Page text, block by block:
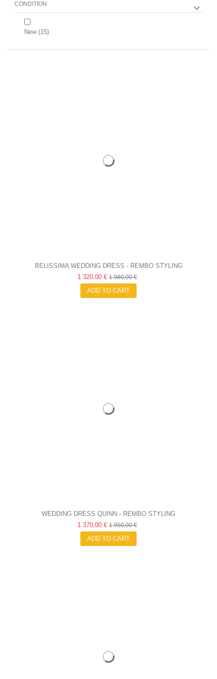
CONDITION
New(15)
BELISSIMA WEDDING DRESS - REMBO STYLING
1 320,00 € 1 980,00 €
ADD TO CART
WEDDING DRESS QUINN - REMBO STYLING
1 370,00 € 1 950,00 €
ADD TO CART